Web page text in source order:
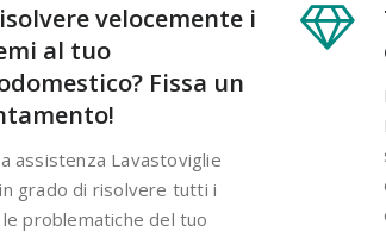
velocemente i
al tuo
Fissa un
assistenza Lavastoviglie
grado di risolvere tutti i
problematiche del tuo